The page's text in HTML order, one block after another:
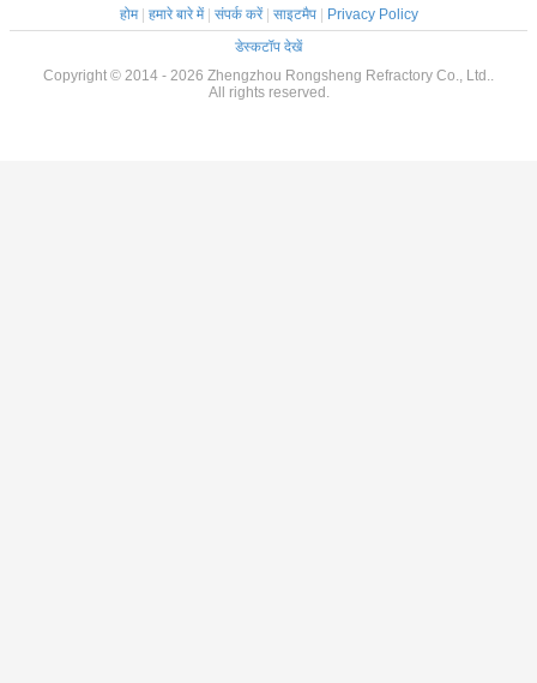
होम| हमारे बारे में| संपर्क करें| साइटमैप| Privacy Policy
डेस्कटॉप देखें
Copyright © 2014 - 2026 Zhengzhou Rongsheng Refractory Co., Ltd..
All rights reserved.